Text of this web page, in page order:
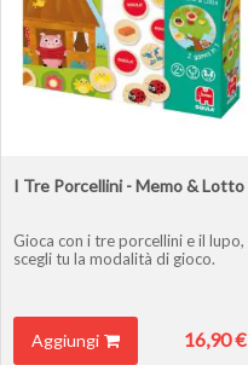
I Tre Porcellini - Memo & Lotto
Gioca con i tre porcellini e il lupo,
scegli tu la modalità di gioco.
Aggiungi 16,90 €